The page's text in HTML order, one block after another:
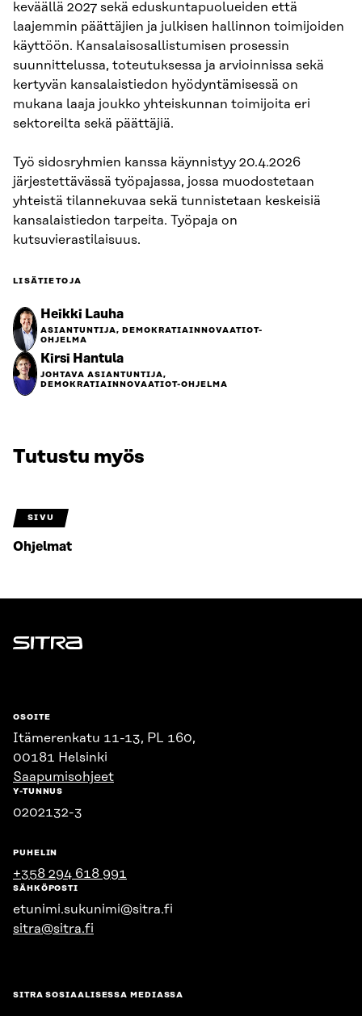
keväällä 2027 sekä eduskuntapuolueiden että
laajemmin päättäjien ja julkisen hallinnon toimijoiden
käyttöön. Kansalaisosallistumisen prosessin
suunnittelussa, toteutuksessa ja arvioinnissa sekä
kertyvän kansalaistiedon hyödyntämisessä on
mukana laaja joukko yhteiskunnan toimijoita eri
sektoreilta sekä päättäjiä.
Työ sidosryhmien kanssa käynnistyy 20.4.2026
järjestettävässä työpajassa, jossa muodostetaan
yhteistä tilannekuvaa sekä tunnistetaan keskeisiä
kansalaistiedon tarpeita. Työpaja on
kutsuvierastilaisuus.
LISÄTIETOJA
Heikki Lauha
ASIANTUNTIJA, DEMOKRATIAINNOVAATIOT-
OHJELMA
Kirsi Hantula
JOHTAVA ASIANTUNTIJA,
DEMOKRATIAINNOVAATIOT-OHJELMA
Tutustu myös
SIVU
Ohjelmat
Sitra
OSOITE
Itämerenkatu 11-13, PL 160,
00181 Helsinki
Saapumisohjeet
Y-TUNNUS
0202132-3
PUHELIN
+358 294 618 991
SÄHKÖPOSTI
etunimi.sukunimi@sitra.fi
sitra@sitra.fi
SITRA SOSIAALISESSA MEDIASSA